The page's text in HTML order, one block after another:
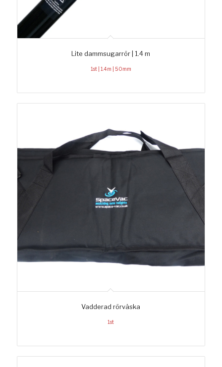
Lite dammsugarrör | 1.4 m
1st | 1.4m | 50mm
Vadderad rörväska
1st